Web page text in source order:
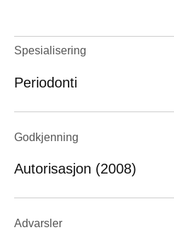
Spesialisering
Periodonti
Godkjenning
Autorisasjon (2008)
Advarsler